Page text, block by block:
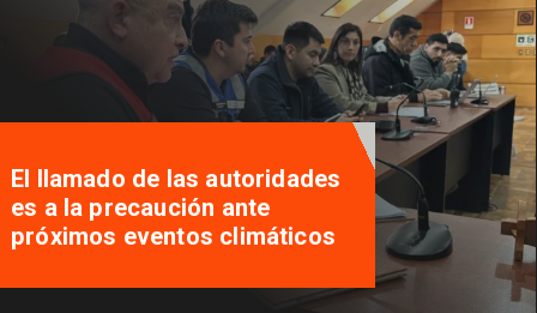
Traveler Tips, la aplicación que
nació en Pucón y busca
potenciar el turismo local